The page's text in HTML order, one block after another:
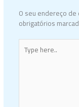
O seu endereço
obrigatórios
Type
here..